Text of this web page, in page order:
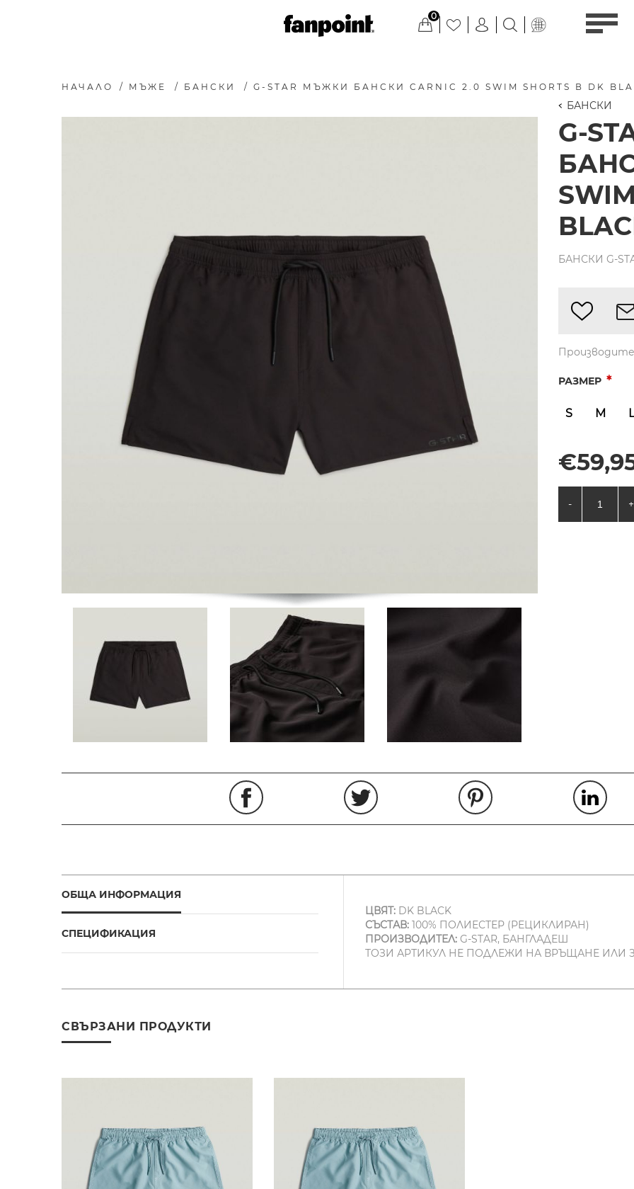
0
НАЧАЛО / МЪЖЕ / БАНСКИ / G-STAR МЪЖКИ БАНСКИ CARNIC 2.0 SWIM SHORTS В DK
БАНСКИ
G-
БАНСКИ G-
РАЗМЕР *
S M L
- +
ОБЩА ИНФОРМАЦИЯ
СПЕЦИФИКАЦИЯ
ЦВЯТ:DK BLACK
СЪСТАВ:100% ПОЛИЕСТЕР (РЕЦИКЛИРАН)
ПРОИЗВОДИТЕЛ:G-STAR, БАНГЛАДЕШ
ТОЗИ АРТИКУЛ НЕ ПОДЛЕЖИ НА ВРЪЩАНЕ ИЛИ
СВЪРЗАНИ ПРОДУКТИ